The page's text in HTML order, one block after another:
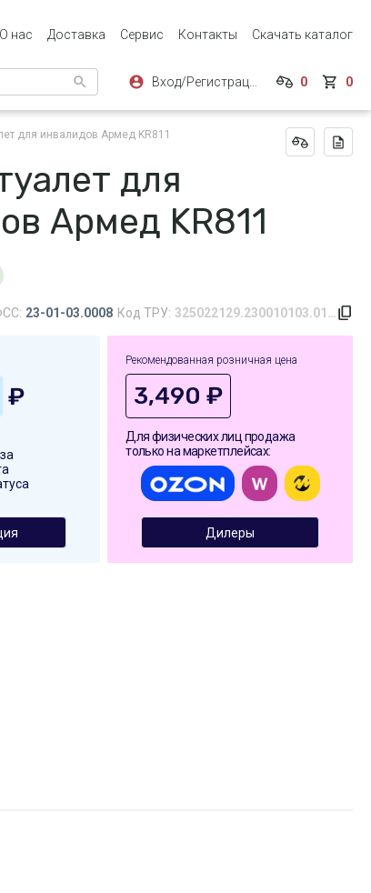
О нас Доставка Сервис Контакты Скачать каталог
0 0
для инвалидов Армед KR811
для
Армед KR811
23-01-03.0008 Код ТРУ:
₽
Рекомендованная розничная цена
3,490 ₽
Для физических лиц продажа
только на маркетплейсах:
Дилеры